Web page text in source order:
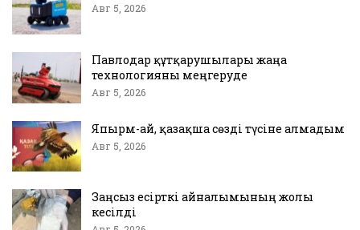
Авг 5, 2026
Павлодар құтқарушылары жаңа
технологияны меңгеруде
Авг 5, 2026
Япырм-ай, қазақша сөзді түсіне алмадым
Авг 5, 2026
Заңсыз есірткі айналымының жолы
кесілді